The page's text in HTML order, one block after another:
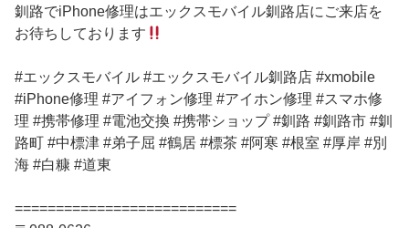
釧路でiPhone修理はエックスモバイル釧路店にご来店を
お待ちしております
#エックスモバイル #エックスモバイル釧路店 #xmobile
#iPhone修理 #アイフォン修理 #アイホン修理 #スマホ修
理 #携帯修理 #電池交換 #携帯ショップ #釧路 #釧路市 #釧
路町 #中標津 #弟子屈 #鶴居 #標茶 #阿寒 #根室 #厚岸 #別
海 #白糠 #道東
===========================